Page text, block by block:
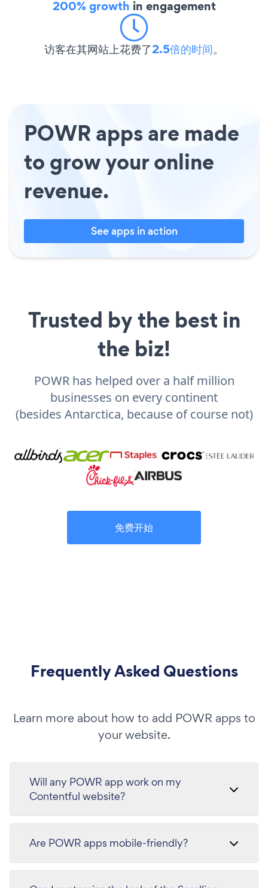
200% growth in engagement
访客在其网站上花费了2.5倍的时间。
POWR apps are made
to grow your online
revenue.
See apps in action
Trusted by the best in
the biz!
POWR has helped over a half million
businesses on every continent
(besides Antarctica, because of course not)
免费开始
Frequently Asked Questions
Learn more about how to add POWR apps to
your website.
Will any POWR app work on my
Contentful website?
Are POWR apps mobile-friendly?